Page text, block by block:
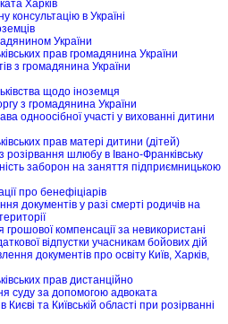
Харків
в Україні
України
прав громадянина України
з громадянина України
щодо іноземця
з громадянина України
одноосібної участі у вихованні дитини
прав матері дитини (дітей)
розірвання шлюбу в Івано-Франківську
заборон на заняття підприємницькою
про бенефіціарів
документів у разі смерті родичів на
грошової компенсації за невикористані
відпустки учасникам бойових дій
документів про освіту Київ, Харків,
прав дистанційно
суду за допомогою адвоката
Києві та Київській області при розірванні